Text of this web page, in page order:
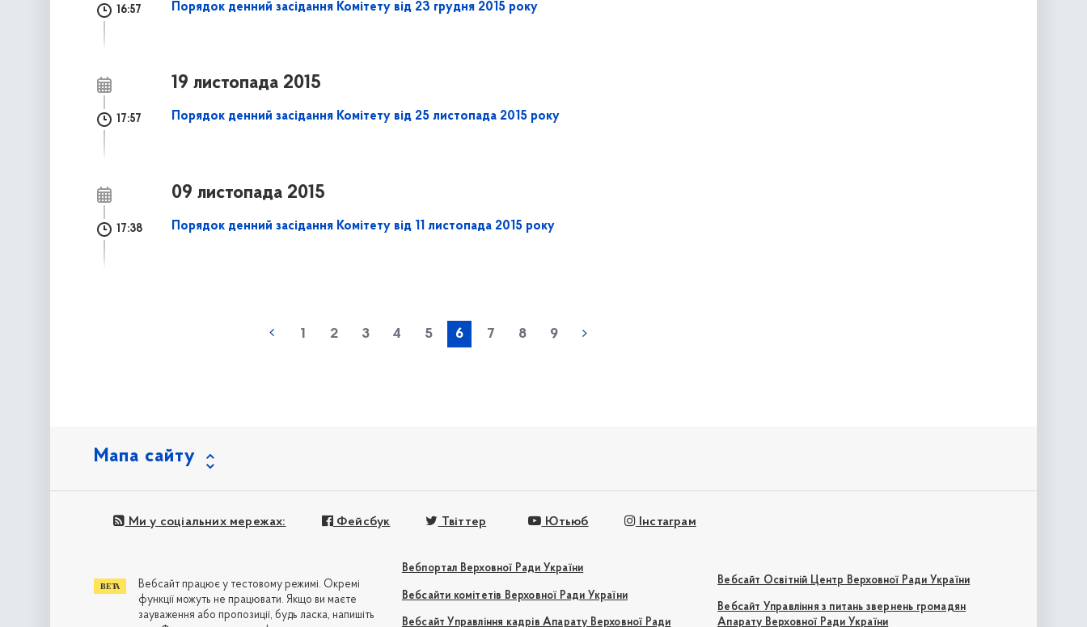
16:57 Порядок денний засідання Комітету від 23 грудня 2015 року
19 листопада 2015
17:57 Порядок денний засідання Комітету від 25 листопада 2015 року
09 листопада 2015
17:38 Порядок денний засідання Комітету від 11 листопада 2015 року
1 2 3 4 5 6 7 8 9
Мапа сайту
Ми у соціальних мережах: Фейсбук Твіттер Ютьюб Інстаграм
Вебпортал Верховної Ради України
Вебсайти комітетів Верховної Ради України
Вебсайт Управління кадрів Апарату Верховної Ради
Вебсайт Освітній Центр Верховної Ради України
Вебсайт Управління з питань звернень громадян
Апарату Верховної Ради України
Вебсайт працює у тестовому режимі. Окремі
функції можуть не працювати. Якщо ви маєте
зауваження або пропозиції, будь ласка, напишіть